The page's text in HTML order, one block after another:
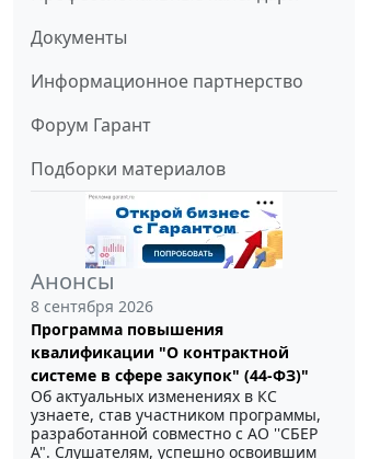
Документы
Информационное партнерство
Форум Гарант
Подборки материалов
Анонсы
8 сентября 2026
Программа повышения
квалификации "О контрактной
системе в сфере закупок" (44-ФЗ)"
Об актуальных изменениях в КС
узнаете, став участником программы,
разработанной совместно с АО ''СБЕР
А". Слушателям, успешно освоившим